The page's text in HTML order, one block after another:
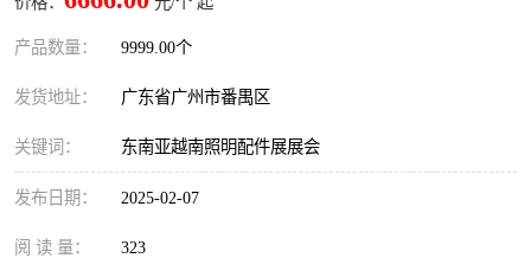
产品数量： 9999.00个
发货地址： 广东省广州市番禺区
关键词： 东南亚越南照明配件展展会
发布日期： 2025-02-07
阅 读 量： 323